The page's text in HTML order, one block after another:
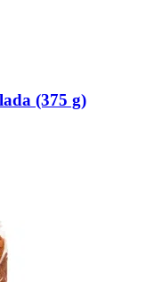
(375 g)